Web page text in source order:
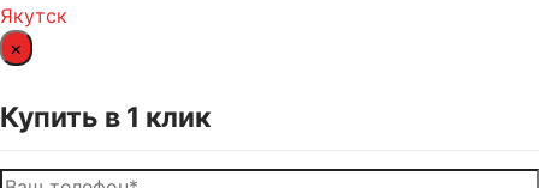
Якутск
×
Купить в 1 клик